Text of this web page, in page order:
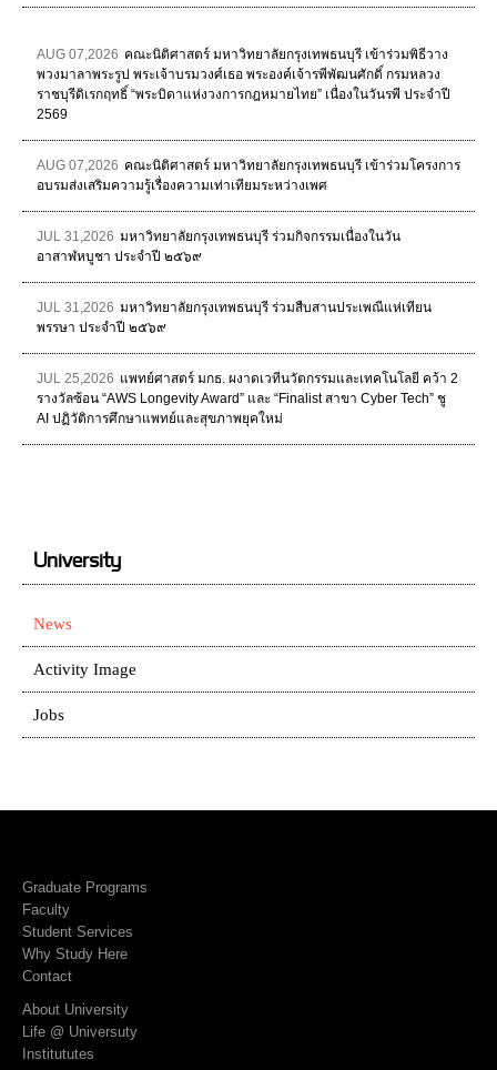
AUG 07,2026 คณะนิติศาสตร์ มหาวิทยาลัยกรุงเทพธนบุรี เข้าร่วมพิธีวาง
พวงมาลาพระรูป พระเจ้าบรมวงศ์เธอ พระองค์เจ้ารพีพัฒนศักดิ์ กรมหลวง
ราชบุรีดิเรกฤทธิ์ “พระบิดาแห่งวงการกฎหมายไทย” เนื่องในวันรพี ประจำปี
2569
AUG 07,2026 คณะนิติศาสตร์ มหาวิทยาลัยกรุงเทพธนบุรี เข้าร่วมโครงการ
อบรมส่งเสริมความรู้เรื่องความเท่าเทียมระหว่างเพศ
JUL 31,2026 มหาวิทยาลัยกรุงเทพธนบุรี ร่วมกิจกรรมเนื่องในวัน
อาสาฬหบูชา ประจำปี ๒๕๖๙
JUL 31,2026 มหาวิทยาลัยกรุงเทพธนบุรี ร่วมสืบสานประเพณีแห่เทียน
พรรษา ประจำปี ๒๕๖๙
JUL 25,2026 แพทย์ศาสตร์ มกธ. ผงาดเวทีนวัตกรรมและเทคโนโลยี คว้า 2
รางวัลซ้อน “AWS Longevity Award” และ “Finalist สาขา Cyber Tech” ชู
AI ปฏิวัติการศึกษาแพทย์และสุขภาพยุคใหม่
University
News
Activity Image
Jobs
Graduate Programs
Faculty
Student Services
Why Study Here
Contact
About University
Life @ Universuty
Institututes